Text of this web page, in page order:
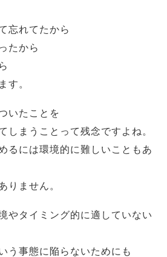
忘れてたから
たから
す。
いたことを
しまうことって残念ですよね。
るには環境的に難しいこともあ
りません。
やタイミング的に適していない
う事態に陥らないためにも